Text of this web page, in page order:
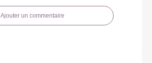
Ajouter un commentaire